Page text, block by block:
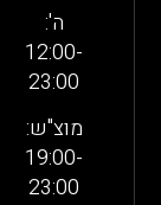
ה':
12:00-
23:00
מוצ"ש:
19:00-
23:00